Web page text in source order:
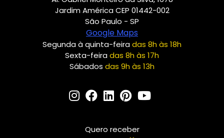
Jardim América CEP 01442-002
São Paulo - SP
Google Maps
Segunda à quinta-feiradas 8h às 18h
Sexta-feiradas 8h às 17h
Sábados das 9h às 13h
Quero receber